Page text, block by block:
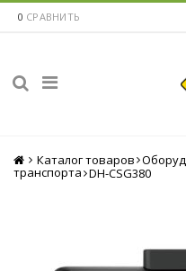
0 СРАВНИТЬ
Главная
Каталог товаров
транспорта DH-CSG380